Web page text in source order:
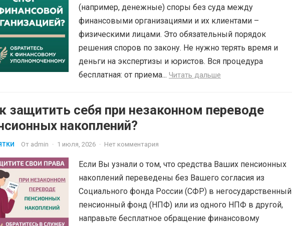
(например, денежные) споры без суда между
финансовыми организациями и их клиентами –
физическими лицами. Это обязательный порядок
решения споров по закону. Не нужно терять время и
деньги на экспертизы и юристов. Вся процедура
бесплатная: от приема... Читать дальше
защитить себя при незаконном переводе
накоплений?
От admin · 1 июля, 2026 · Нет комментария
Если Вы узнали о том, что средства Ваших пенсионных
накоплений переведены без Вашего согласия из
Социального фонда России (СФР) в негосударственный
пенсионный фонд (НПФ) или из одного НПФ в другой,
направьте бесплатное обращение финансовому